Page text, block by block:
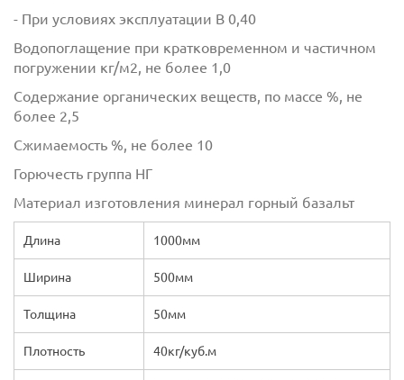
- При условиях эксплуатации В 0,40
Водопоглащение при кратковременном и частичном
погружении кг/м2, не более 1,0
Содержание органических веществ, по массе %, не
более 2,5
Сжимаемость %, не более 10
Горючесть группа НГ
Материал изготовления минерал горный базальт
Длина 1000мм
Ширина 500мм
Толщина 50мм
Плотность 40кг/куб.м